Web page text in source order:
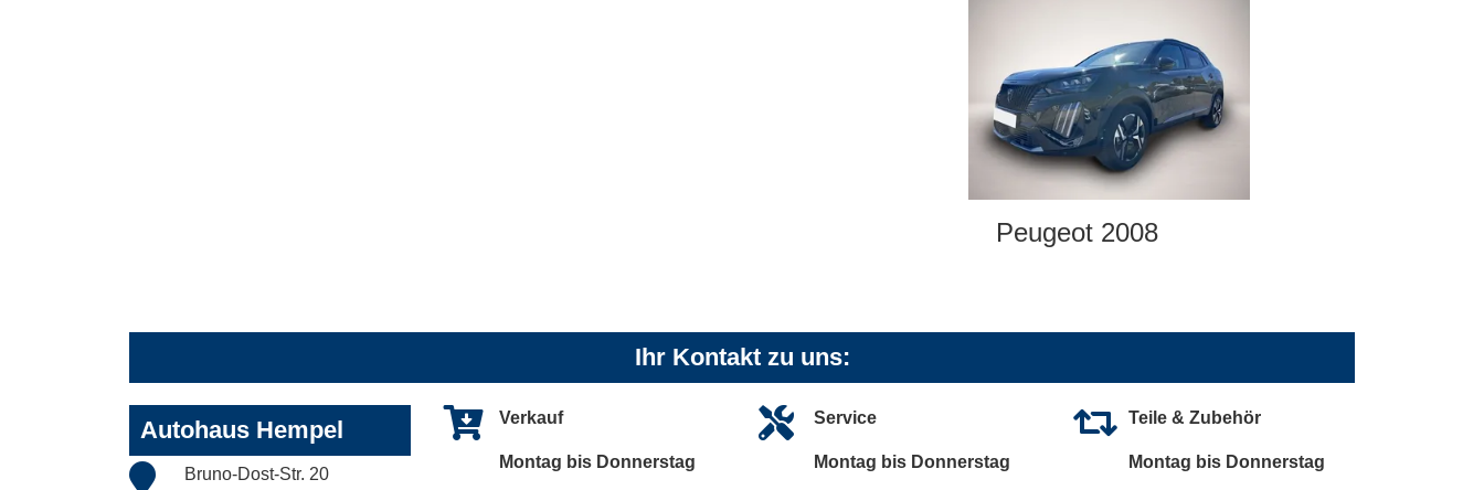
Peugeot 2008
Ihr Kontakt zu uns:
Autohaus Hempel
Bruno-Dost-Str. 20
Verkauf
Montag bis Donnerstag
Service
Montag bis Donnerstag
Teile & Zubehör
Montag bis Donnerstag